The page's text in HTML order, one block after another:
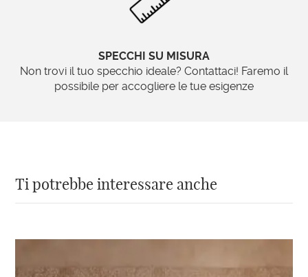
SPECCHI SU MISURA
Non trovi il tuo specchio ideale? Contattaci! Faremo il
possibile per accogliere le tue esigenze
Ti potrebbe interessare anche